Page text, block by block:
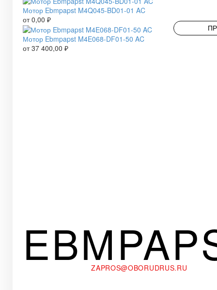
Мотор Ebmpapst M4Q045-BD01-01 AC
от0,00 ₽
Мотор Ebmpapst M4E068-DF01-50 AC
от37 400,00 ₽
ZAPROS@OBORUDRUS.RU